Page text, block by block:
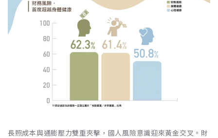
長照成本與通膨壓力雙重夾擊，國人風險意識迎來黃金交叉。財